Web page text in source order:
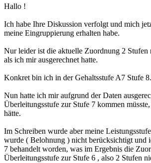
Hallo !
Ich habe Ihre Diskussion verfolgt und mich
meine Eingruppierung erhalten habe.
Nur leider ist die aktuelle Zuordnung 2 Stufen
als ich mir ausgerechnet hatte.
Konkret bin ich in der Gehaltsstufe A7 Stufe
Nun hatte ich mir aufgrund der Daten
Überleitungsstufe zur Stufe 7 kommen
hätte.
Im Schreiben wurde aber meine
wurde ( Belohnung ) nicht berücksichtigt und
7 behandelt worden, was im Ergebnis die
Überleitungsstufe zur Stufe 6 , also 2 Stufen